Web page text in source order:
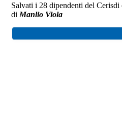
Salvati i 28 dipendenti del Cerisdi
di Manlio Viola